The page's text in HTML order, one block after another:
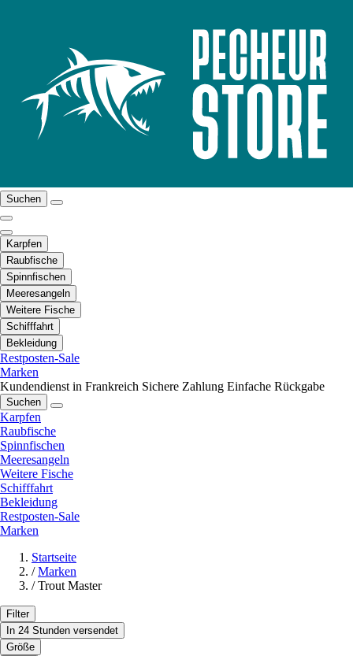
Suchen
Karpfen
Raubfische
Spinnfischen
Meeresangeln
Weitere Fische
Schifffahrt
Bekleidung
Restposten-Sale
Marken
Kundendienst in Frankreich Sichere Zahlung Einfache Rückgabe
Suchen
Karpfen
Raubfische
Spinnfischen
Meeresangeln
Weitere Fische
Schifffahrt
Bekleidung
Restposten-Sale
Marken
Startseite
/ Marken
/ Trout Master
Filter
In 24 Stunden versendet
Größe